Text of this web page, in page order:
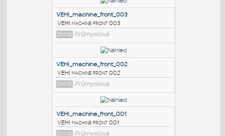
PODOBNÉ BLOKY:
VEHI_machine_plan_007:
VEHI machine plan 007
DWG Průmyslová
VEHI_machine_front_003
VEHI machine front 003
DWG Průmyslová